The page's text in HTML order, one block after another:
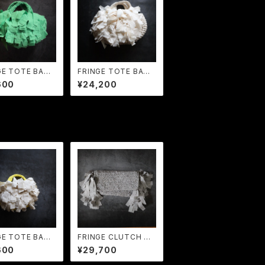
TOTE BAG
Green
FRINGE TOTE BAG
MP Ecru
¥24,200
TOTE BAG
× Ecru
FRINGE CLUTCH BA
G Dark Gray
¥29,700